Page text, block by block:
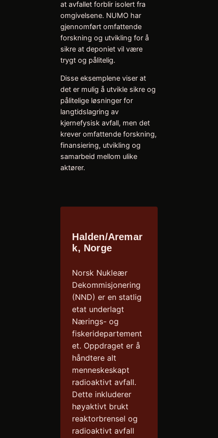
at avfallet forblir isolert fra
omgivelsene. NUMO har
gjennomført omfattende
forskning og utvikling for å
sikre at deponiet vil være
trygt og pålitelig.
Disse eksemplene viser at
det er mulig å utvikle sikre og
pålitelige løsninger for
langtidslagring av
kjernefysisk avfall, men det
krever omfattende forskning,
finansiering, utvikling og
samarbeid mellom ulike
aktører.
Halden/Aremar
k, Norge
Norsk Nukleær
Dekommisjonering
(NND) er en statlig
etat underlagt
Nærings- og
fiskeridepartement
et. Oppdraget er å
håndtere alt
menneskeskapt
radioaktivt avfall.
Dette inkluderer
høyaktivt brukt
reaktorbrensel og
radioaktivt avfall